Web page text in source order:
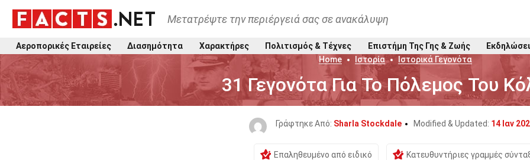
Μετατρέψτε την περιέργειά σας σε ανακάλυψη
Αεροπορικές Εταιρείες Διασημότητα Χαρακτήρες Πολιτισμός & Τέχνες Επιστήμη Της Γης & Ζωής
Home
Ιστορία Ιστορικά Γεγονότα
31 Γεγονότα Για Το Πόλεμος Του
Γράφτηκε Από: Sharla Stockdale Modified & Updated: 14 Ιαν
Επαληθευμένο από ειδικό Κατευθυντήριες γραμμές